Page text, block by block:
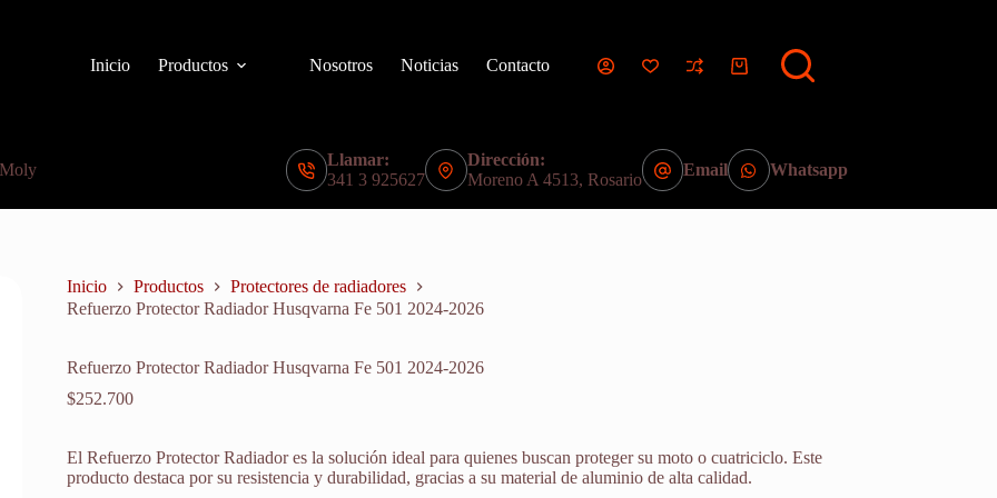
Inicio
Productos Nosotros Noticias Contacto
Carro
Llamar:
341 3 925627
Dirección:
Moreno A 4513, Rosario
Email Whatsapp
Inicio Productos
Protectores de radiadores
Refuerzo Protector Radiador Husqvarna Fe 501 2024-2026
Refuerzo Protector Radiador Husqvarna Fe 501 2024-2026
$252.700
El Refuerzo Protector Radiador es la solución ideal para quienes buscan proteger su moto o cuatriciclo. Este
producto destaca por su resistencia y durabilidad, gracias a su material de aluminio de alta calidad.